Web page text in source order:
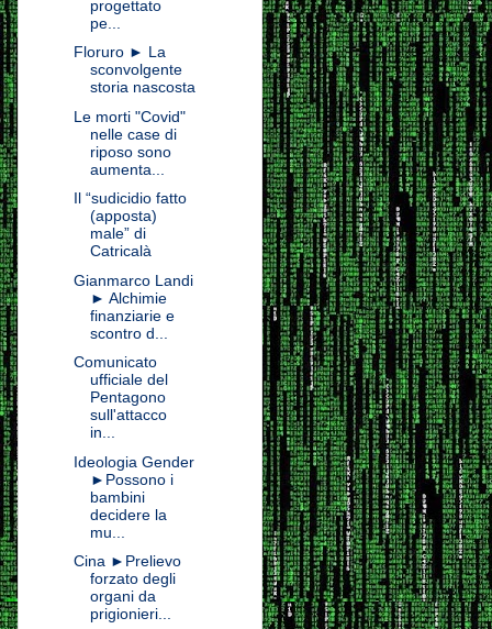
progettato
pe...
Floruro ► La
sconvolgente
storia nascosta
Le morti "Covid"
nelle case di
riposo sono
aumenta...
Il “sudicidio fatto
(apposta)
male” di
Catricalà
Gianmarco Landi
► Alchimie
finanziarie e
scontro d...
Comunicato
ufficiale del
Pentagono
sull'attacco
in...
Ideologia Gender
►Possono i
bambini
decidere la
mu...
Cina ►Prelievo
forzato degli
organi da
prigionieri...